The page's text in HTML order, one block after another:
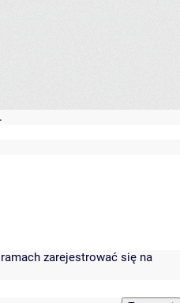
zarejestrować się na